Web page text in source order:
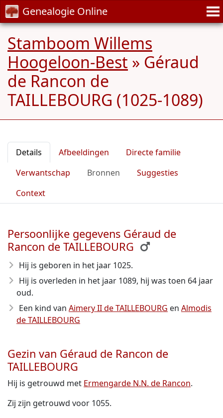
Genealogie Online
Stamboom Willems
Hoogeloon-Best » Géraud
de Rancon de
TAILLEBOURG (1025-1089)
Details Afbeeldingen
Directe familie
Verwantschap
Bronnen
Suggesties
Context
Persoonlijke gegevens Géraud de
Rancon de TAILLEBOURG
Hij is geboren in het jaar 1025.
Hij is overleden in het jaar 1089, hij was toen 64 jaar
oud.
Een kind van Aimery II de TAILLEBOURG en Almodis
de TAILLEBOURG
Gezin van Géraud de Rancon de
TAILLEBOURG
Hij is getrouwd met Ermengarde N.N. de Rancon.
Zij zijn getrouwd voor 1055.